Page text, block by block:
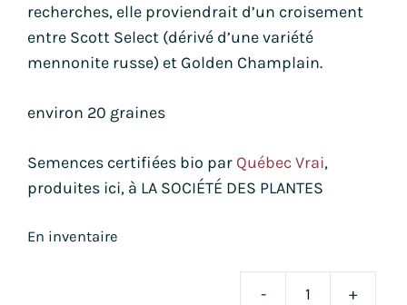
recherches, elle proviendrait d’un croisement
entre Scott Select (dérivé d’une variété
mennonite russe) et Golden Champlain.
environ 20 graines
Semences certifiées bio par Québec Vrai,
produites ici, à LA SOCIÉTÉ DES PLANTES
En inventaire
- +